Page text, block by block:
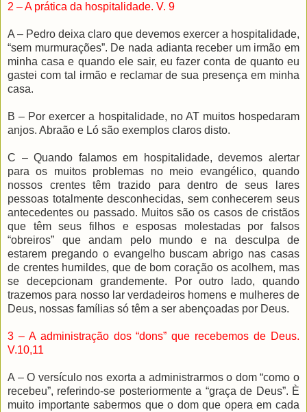
2 – A prática da hospitalidade. V. 9
A – Pedro deixa claro que devemos exercer a hospitalidade,
“sem murmurações”. De nada adianta receber um irmão em
minha casa e quando ele sair, eu fazer conta de quanto eu
gastei com tal irmão e reclamar de sua presença em minha
casa.
B – Por exercer a hospitalidade, no AT muitos hospedaram
anjos. Abraão e Ló são exemplos claros disto.
C – Quando falamos em hospitalidade, devemos alertar
para os muitos problemas no meio evangélico, quando
nossos crentes têm trazido para dentro de seus lares
pessoas totalmente desconhecidas, sem conhecerem seus
antecedentes ou passado. Muitos são os casos de cristãos
que têm seus filhos e esposas molestadas por falsos
“obreiros” que andam pelo mundo e na desculpa de
estarem pregando o evangelho buscam abrigo nas casas
de crentes humildes, que de bom coração os acolhem, mas
se decepcionam grandemente. Por outro lado, quando
trazemos para nosso lar verdadeiros homens e mulheres de
Deus, nossas famílias só têm a ser abençoadas por Deus.
3 – A administração dos “dons” que recebemos de Deus.
V.10,11
A – O versículo nos exorta a administrarmos o dom “como o
recebeu”, referindo-se posteriormente a “graça de Deus”. È
muito importante sabermos que o dom que opera em cada